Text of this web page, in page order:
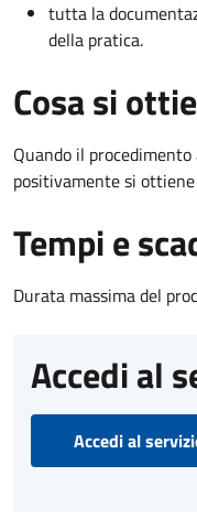
tutta la
della pratica.
Cosa si
Quando il
positivamente si
Tempi e
Durata massima del
Accedi al
Accedi al